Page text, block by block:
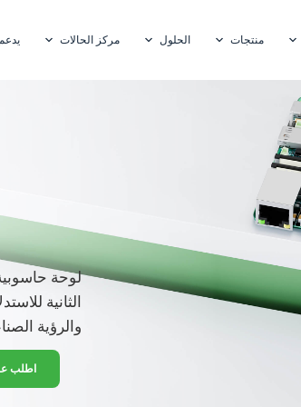
منتجات الحلول مركز الحالات يدعم
الثانية
والرؤية
اطلب